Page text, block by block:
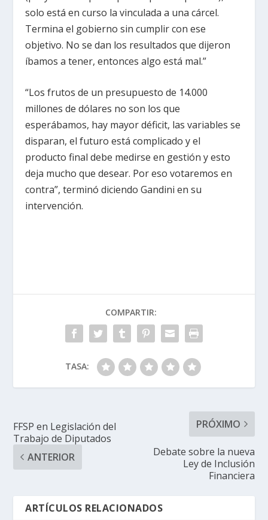
solo está en curso la vinculada a una cárcel.
Termina el gobierno sin cumplir con ese
objetivo. No se dan los resultados que dijeron
íbamos a tener, entonces algo está mal.”
“Los frutos de un presupuesto de 14.000
millones de dólares no son los que
esperábamos, hay mayor déficit, las variables se
disparan, el futuro está complicado y el
producto final debe medirse en gestión y esto
deja mucho que desear. Por eso votaremos en
contra”, terminó diciendo Gandini en su
intervención.
COMPARTIR:
TASA:
FFSP en Legislación del
Trabajo de Diputados
ANTERIOR
PRÓXIMO
Debate sobre la nueva
Ley de Inclusión
Financiera
ARTÍCULOS RELACIONADOS